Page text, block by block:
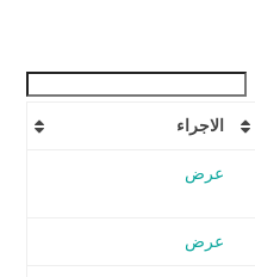
الاجراء
عرض
عرض